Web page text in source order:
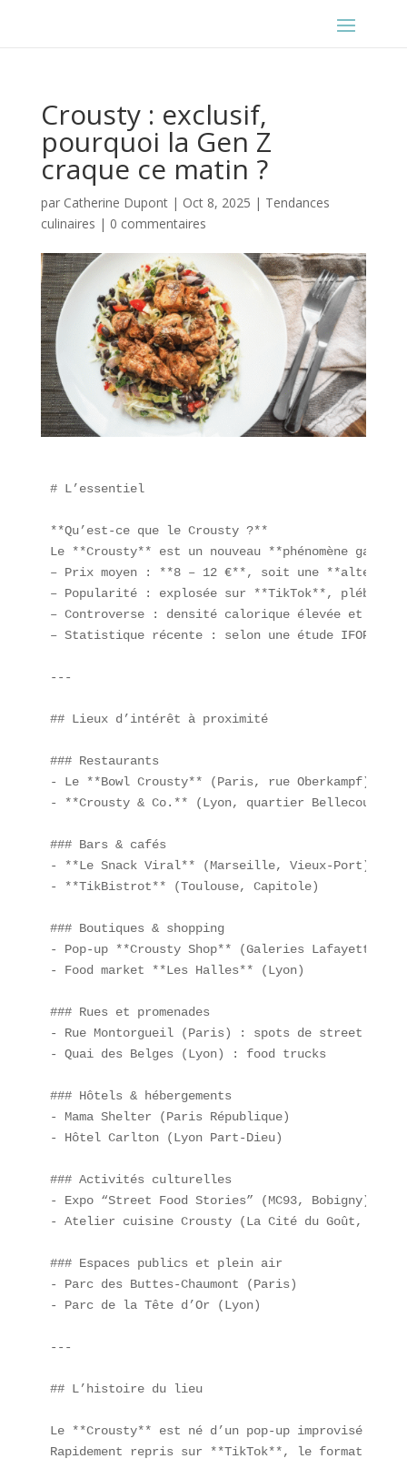
Crousty : exclusif,
pourquoi la Gen Z
craque ce matin ?
par Catherine Dupont| Oct 8, 2025 | Tendances
culinaires | 0 commentaires
# L’essentiel
**Qu’est-ce que le Crousty ?**
Le **Crousty** est un nouveau **phénomène
– Prix moyen : **8 – 12 €**, soit une
– Popularité : explosée sur **TikTok**,
– Controverse : densité calorique élevée et
– Statistique récente : selon une étude IFOP
---
## Lieux d’intérêt à proximité
### Restaurants
- Le **Bowl Crousty** (Paris, rue Oberkampf)
- **Crousty & Co.** (Lyon, quartier Bellecour)
### Bars & cafés
- **Le Snack Viral** (Marseille, Vieux-Port)
- **TikBistrot** (Toulouse, Capitole)
### Boutiques & shopping
- Pop-up **Crousty Shop** (Galeries Lafayette,
- Food market **Les Halles** (Lyon)
### Rues et promenades
- Rue Montorgueil (Paris) : spots de street
- Quai des Belges (Lyon) : food trucks
### Hôtels & hébergements
- Mama Shelter (Paris République)
- Hôtel Carlton (Lyon Part-Dieu)
### Activités culturelles
- Expo “Street Food Stories” (MC93, Bobigny)
- Atelier cuisine Crousty (La Cité du Goût,
### Espaces publics et plein air
- Parc des Buttes-Chaumont (Paris)
- Parc de la Tête d’Or (Lyon)
---
## L’histoire du lieu
Le **Crousty** est né d’un pop-up improvisé
Rapidement repris sur **TikTok**, le format a